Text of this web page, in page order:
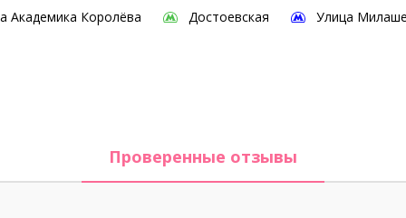
Академика Королёва
Достоевская Улица
Проверенные отзывы